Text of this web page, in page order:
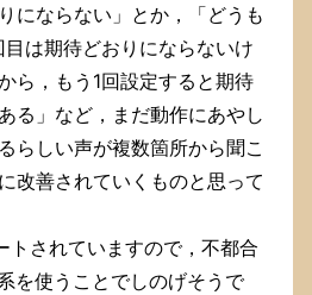
にならない」とか，「どうも
は期待どおりにならないけ
ら，もう1回設定すると期待
る」など，まだ動作にあやし
らしい声が複数箇所から聞こ
改善されていくものと思って
トされていますので，不都合
を使うことでしのげそうで